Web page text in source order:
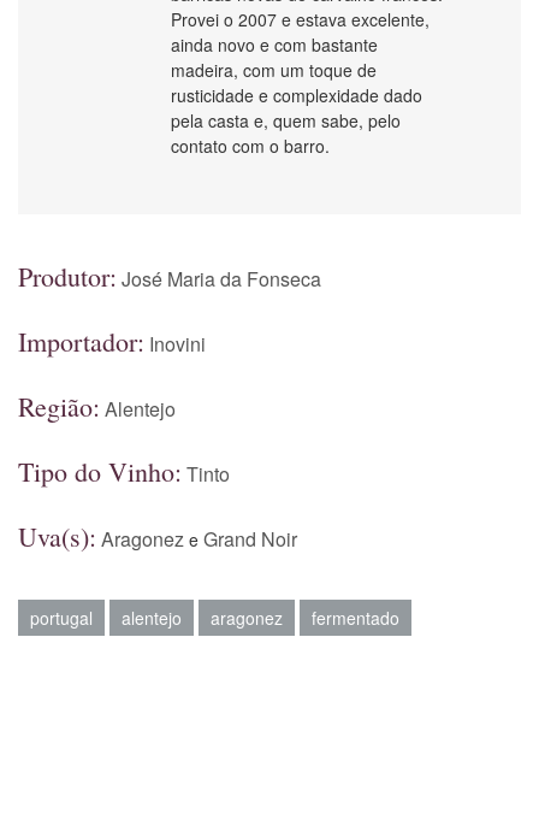
Provei o 2007 e estava excelente,
ainda novo e com bastante
madeira, com um toque de
rusticidade e complexidade dado
pela casta e, quem sabe, pelo
contato com o barro.
Produtor: José Maria da Fonseca
Importador: Inovini
Região: Alentejo
Tipo do Vinho: Tinto
Uva(s): Aragonez e Grand Noir
portugal alentejo aragonez fermentado